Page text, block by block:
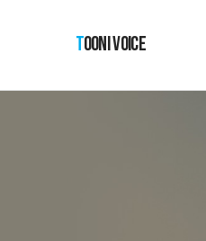
TOONI VOICE